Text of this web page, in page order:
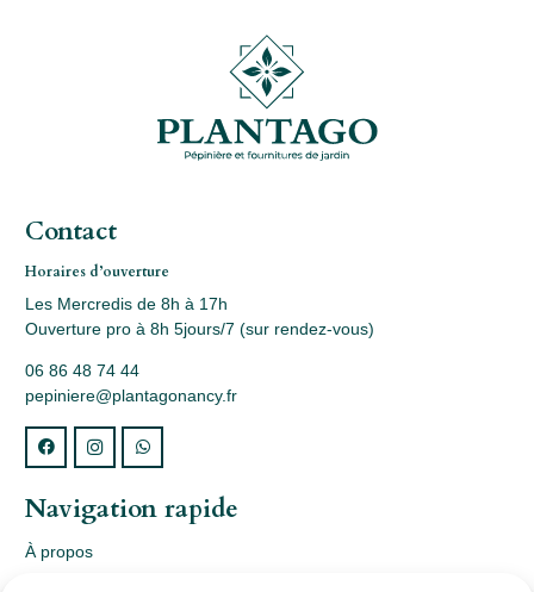
Contact
Horaires d’ouverture
Les Mercredis de 8h à 17h
Ouverture pro à 8h 5jours/7 (sur rendez-vous)
06 86 48 74 44
pepiniere@plantagonancy.fr
Navigation rapide
À propos